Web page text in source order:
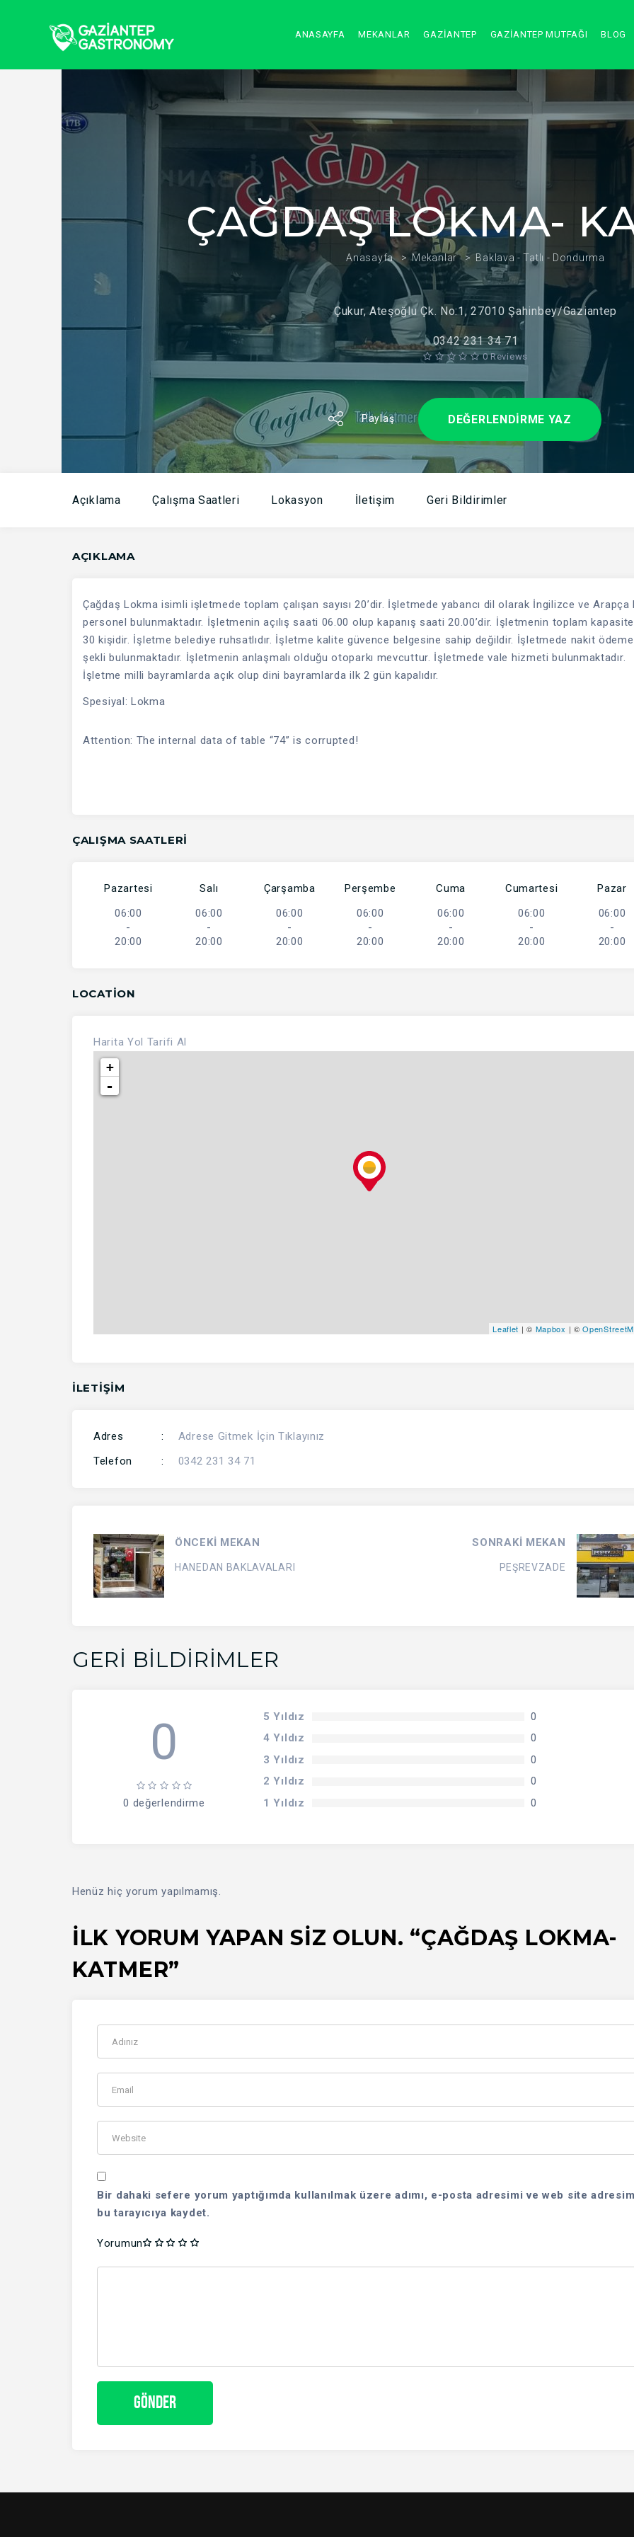
ANASAYFA MEKANLAR GAZİANTEP GAZİANTEP MUTFAĞI BLOG
ÇAĞDAŞ LOKMA-
Anasayfa Mekanlar Baklava - Tatlı - Dondurma
Çukur, Ateşoğlu Çk. No:1, 27010 Şahinbey/Gaziantep
0342 231 34 71
0 Reviews
Paylaş DEĞERLENDIRME YAZ
Açıklama Çalışma Saatleri Lokasyon İletişim Geri Bildirimler
AÇIKLAMA
Çağdaş Lokma isimli işletmede toplam çalışan sayısı 20’dir. İşletmede yabancı dil olarak İngilizce ve Arapça
personel bulunmaktadır. İşletmenin açılış saati 06.00 olup kapanış saati 20.00’dir. İşletmenin toplam
30 kişidir. İşletme belediye ruhsatlıdır. İşletme kalite güvence belgesine sahip değildir. İşletmede nakit ödeme
şekli bulunmaktadır. İşletmenin anlaşmalı olduğu otoparkı mevcuttur. İşletmede vale hizmeti bulunmaktadır.
İşletme milli bayramlarda açık olup dini bayramlarda ilk 2 gün kapalıdır.
Spesiyal: Lokma
Attention: The internal data of table “74” is corrupted!
ÇALIŞMA SAATLERI
Pazartesi
06:00
-
20:00
Salı
06:00
-
20:00
Çarşamba
06:00
-
20:00
Perşembe
06:00
-
20:00
Cuma
06:00
-
20:00
Cumartesi
06:00
-
20:00
Pazar
06:00
-
20:00
LOCATION
Harita Yol Tarifi Al
+
-
Leaflet | © Mapbox | ©
İLETİŞİM
Adres :
Adrese Gitmek İçin Tıklayınız
Telefon
: 0342 231 34 71
ÖNCEKİ MEKAN
HANEDAN BAKLAVALARI
SONRAKİ MEKAN
PEŞREVZADE
GERI BILDIRIMLER
0
0 değerlendirme
5 Yıldız
0
4 Yıldız
0
3 Yıldız
0
2 Yıldız
0
1 Yıldız
0
Henüz hiç yorum yapılmamış.
İLK YORUM YAPAN SIZ OLUN. “ÇAĞDAŞ LOKMA-
KATMER”
Bir dahaki sefere yorum yaptığımda kullanılmak üzere adımı, e-posta adresimi ve web site
bu tarayıcıya kaydet.
Yorumun